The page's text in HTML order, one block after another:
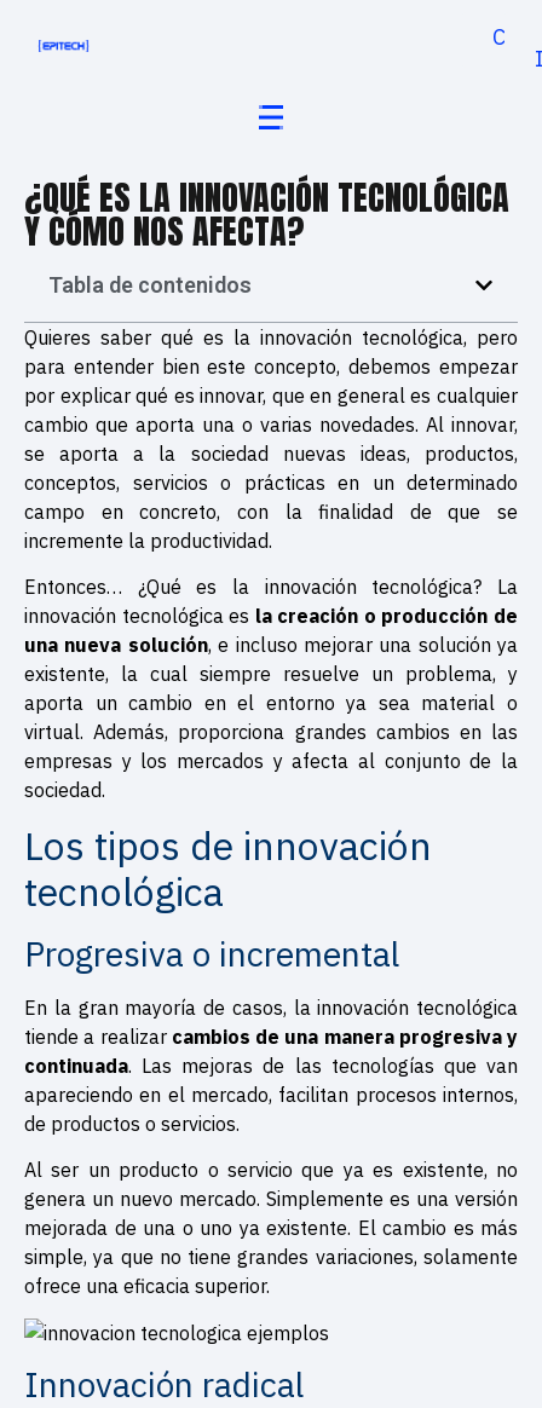
¿QUÉ ES LA INNOVACIÓN TECNOLÓGICA
Y CÓMO NOS AFECTA?
Tabla de contenidos
Quieres saber qué es la innovación tecnológica, pero
para entender bien este concepto, debemos empezar
por explicar qué es innovar, que en general es cualquier
cambio que aporta una o varias novedades. Al innovar,
se aporta a la sociedad nuevas ideas, productos,
conceptos, servicios o prácticas en un determinado
campo en concreto, con la finalidad de que se
incremente la productividad.
Entonces… ¿Qué es la innovación tecnológica? La
innovación tecnológica es la creación o producción de
una nueva solución, e incluso mejorar una solución ya
existente, la cual siempre resuelve un problema, y
aporta un cambio en el entorno ya sea material o
virtual. Además, proporciona grandes cambios en las
empresas y los mercados y afecta al conjunto de la
sociedad.
Los tipos de innovación
tecnológica
Progresiva o incremental
En la gran mayoría de casos, la innovación tecnológica
tiende a realizar cambios de una manera progresiva y
continuada. Las mejoras de las tecnologías que van
apareciendo en el mercado, facilitan procesos internos,
de productos o servicios.
Al ser un producto o servicio que ya es existente, no
genera un nuevo mercado. Simplemente es una versión
mejorada de una o uno ya existente. El cambio es más
simple, ya que no tiene grandes variaciones, solamente
ofrece una eficacia superior.
Innovación radical